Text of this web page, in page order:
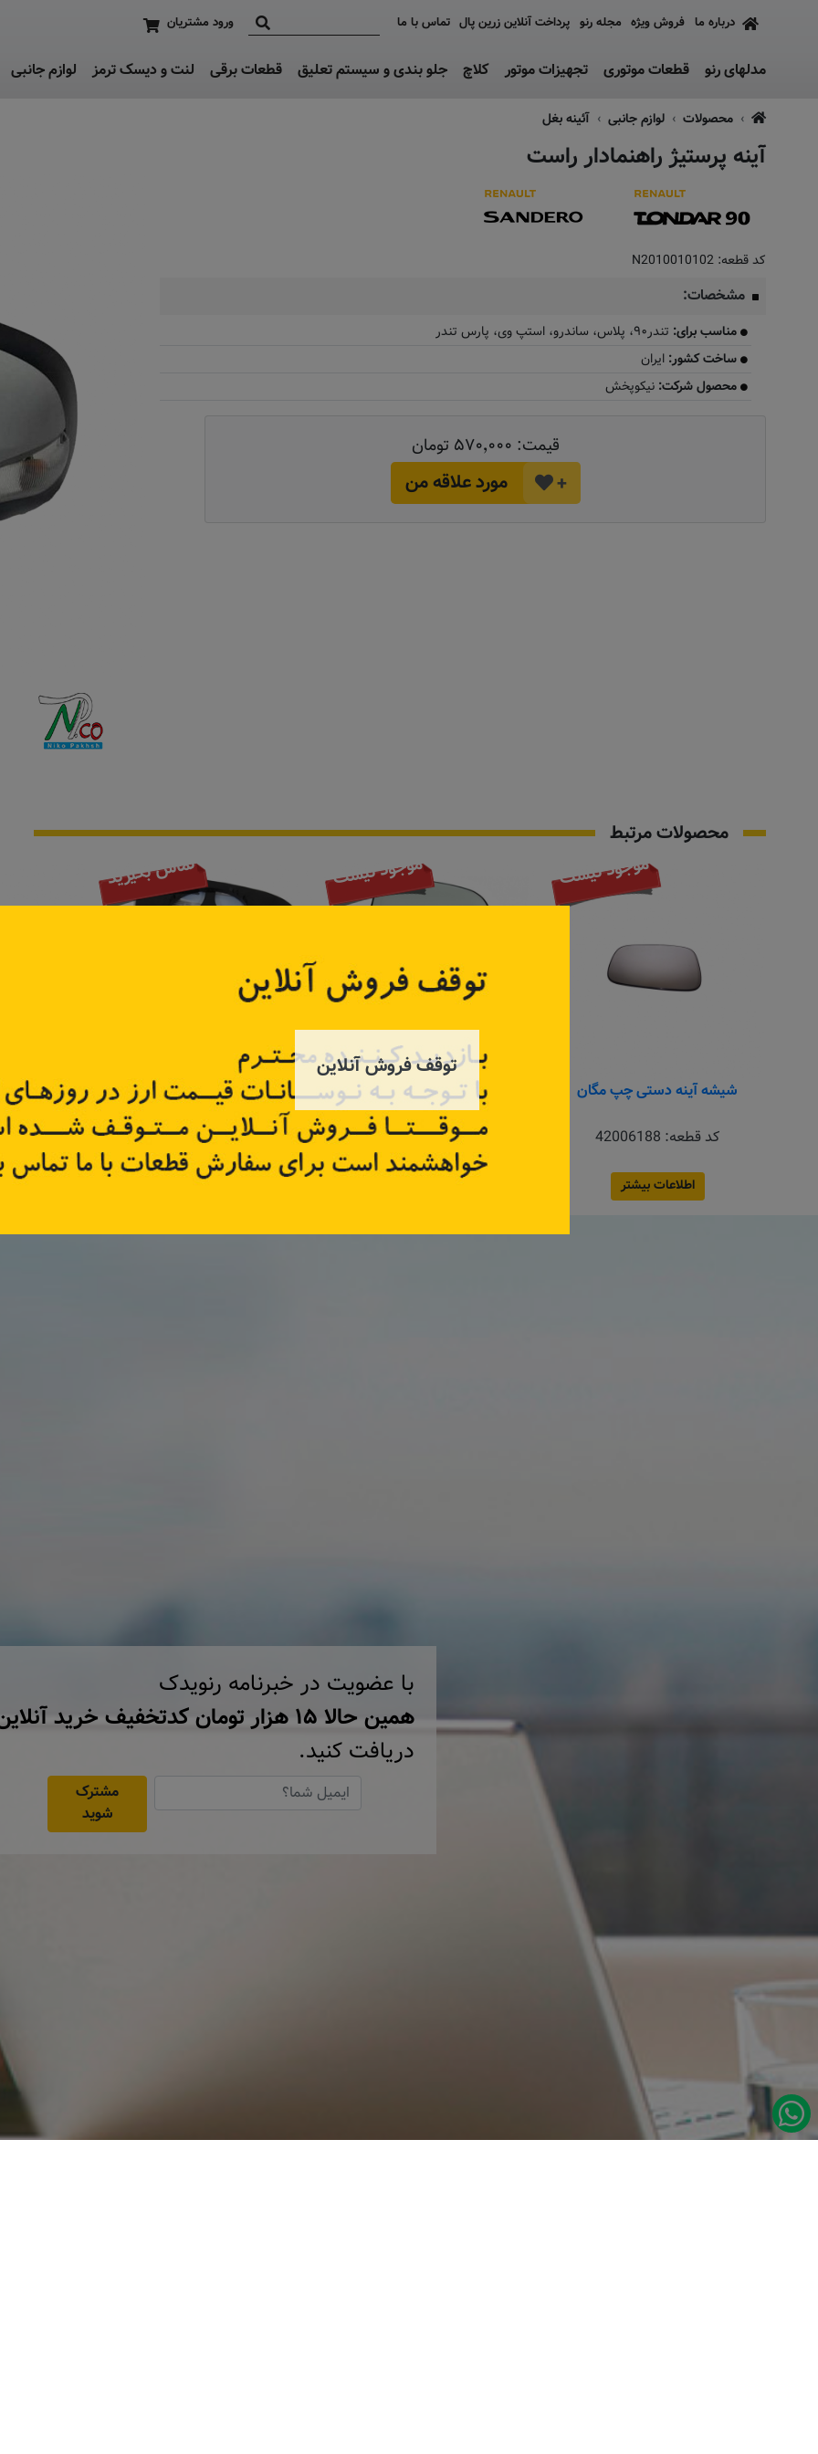
درباره ما فروش ویژه مجله رنو پرداخت آنلاین زرین پال تماس با ما ورود مشتریان
مدلهای رنو قطعات موتوری تجهیزات موتور کلاچ جلو بندی و سیستم تعلیق قطعات برقی لنت و دیسک ترمز لوازم جانبی
محصولات لوازم جانبی آئینه بغل
آینه پرستیژ راهنمادار راست
کد قطعه: N2010010102
مشخصات:
مناسب برای: تندر۹۰، پلاس، ساندرو، استپ وی، پارس تندر
ساخت کشور: ایران
محصول شرکت: نیکوپخش
قیمت: ۵۷۰٬۰۰۰ تومان
+ مورد علاقه من
محصولات مرتبط
موجود نیست
شیشه آینه دستی چپ مگان
کد قطعه: 42006188
اطلاعات بیشتر
موجود نیست
شیشه آیینه چپ فلوئنس
کد قطعه:96366-2807R
اطلاعات بیشتر
تماس بگیرید
شیشه آینه راست نقطه کور دار
تالیسمان
کد قطعه:963660745R
اطلاعات بیشتر
کد
با عضویت در خبرنامه رنویدک
همین حالا ۱۵ هزار تومان کد‌تخفیف خرید آنلاین
دریافت کنید.
مشترک
شوید
توقف فروش آنلاین